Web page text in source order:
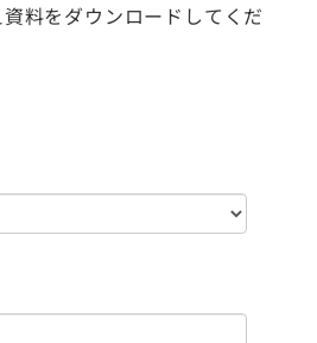
料をダウンロードしてくだ